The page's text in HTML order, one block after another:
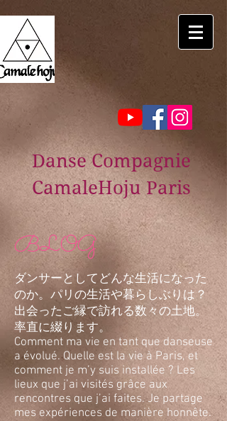
Danse Compagnie
CamaleHoju Paris
BLOG
ダンサーとしてどんな生活になった
のか。パリの生活や暮らしぶりは？
出会ったご縁で訪れる数々の土地。
率直に綴ります。
Comment ma vie en tant que danseuse
a évolué. Quelle est la vie à Paris, et
comment je m’y suis installée ? Les
lieux que j’ai visités grâce aux
rencontres que j’ai faites. Je partage
mes expériences de manière honnête.